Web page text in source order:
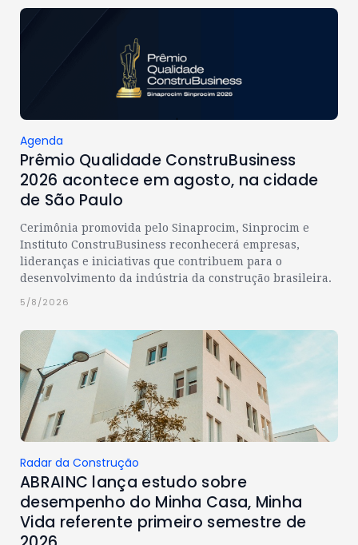
Agenda
Prêmio Qualidade ConstruBusiness
2026 acontece em agosto, na cidade
de São Paulo
Cerimônia promovida pelo Sinaprocim, Sinprocim e
Instituto ConstruBusiness reconhecerá empresas,
lideranças e iniciativas que contribuem para o
desenvolvimento da indústria da construção brasileira.
5/8/2026
Radar da Construção
ABRAINC lança estudo sobre
desempenho do Minha Casa, Minha
Vida referente primeiro semestre de